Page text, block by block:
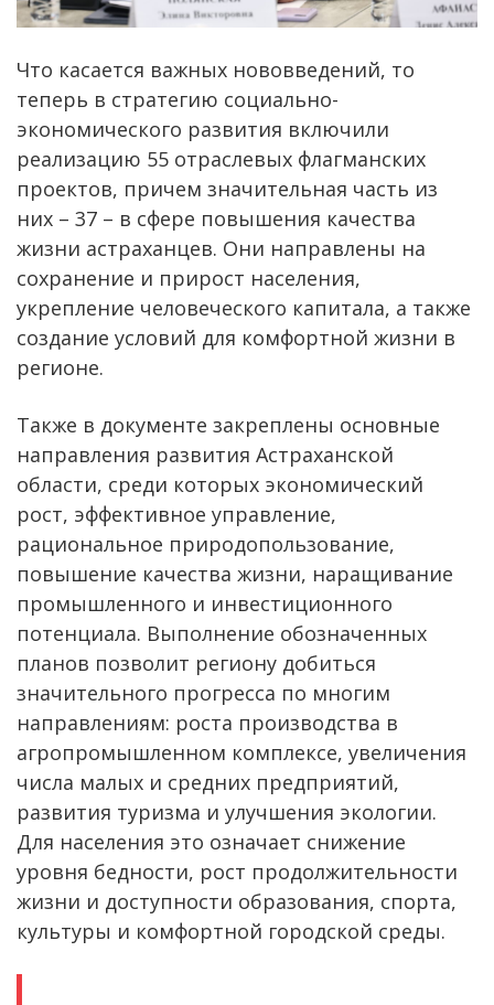
Что касается важных нововведений, то
теперь в стратегию социально-
экономического развития включили
реализацию 55 отраслевых флагманских
проектов, причем значительная часть из
них – 37 – в сфере повышения качества
жизни астраханцев. Они направлены на
сохранение и прирост населения,
укрепление человеческого капитала, а также
создание условий для комфортной жизни в
регионе.
Также в документе закреплены основные
направления развития Астраханской
области, среди которых экономический
рост, эффективное управление,
рациональное природопользование,
повышение качества жизни, наращивание
промышленного и инвестиционного
потенциала. Выполнение обозначенных
планов позволит региону добиться
значительного прогресса по многим
направлениям: роста производства в
агропромышленном комплексе, увеличения
числа малых и средних предприятий,
развития туризма и улучшения экологии.
Для населения это означает снижение
уровня бедности, рост продолжительности
жизни и доступности образования, спорта,
культуры и комфортной городской среды.